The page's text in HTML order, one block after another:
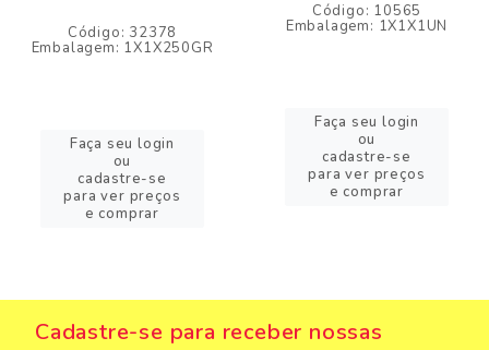
Código: 32378
Embalagem: 1X1X250GR
Faça seu login
ou
cadastre-se
para ver preços
e comprar
Código: 10565
Embalagem: 1X1X1UN
Faça seu login
ou
cadastre-se
para ver preços
e comprar
Cadastre-se para receber nossas